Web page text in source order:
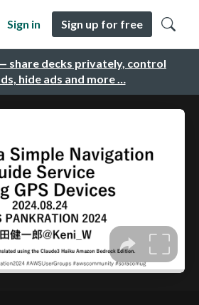
share decks privately, control
hide ads and more …
Sign in Sign up for free